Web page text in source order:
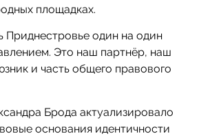
площадках.
Приднестровье один на один
Это наш партнёр, наш
и часть общего правового
Брода актуализировало
основания идентичности